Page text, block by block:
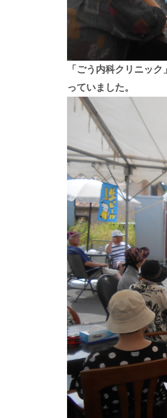
「ごう内科クリニッ
っていました。